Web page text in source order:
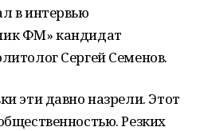
в интервью
ФМ» кандидат
Сергей Семенов.
эти давно назрели. Этот
Резких